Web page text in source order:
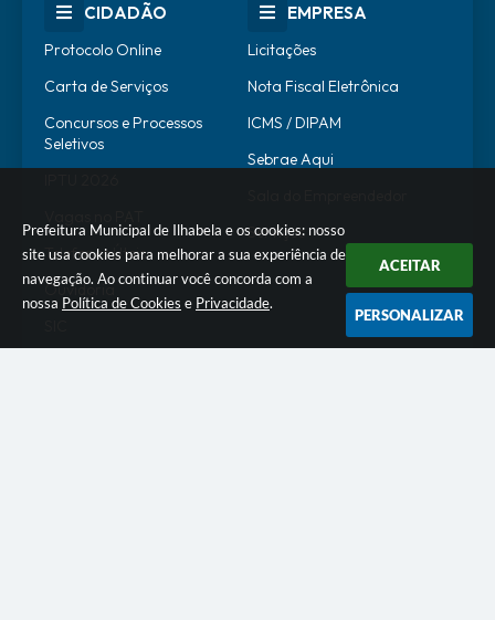
Prefeitura Municipal de Ilhabela e os cookies: nosso
site usa cookies para melhorar a sua experiência de
navegação. Ao continuar você concorda com a
nossa Política de Cookies e Privacidade.
ACEITAR
PERSONALIZAR
CIDADÃO
Protocolo Online
Carta de Serviços
Concursos e Processos
Seletivos
Telefones Úteis
Ouvidoria
EMPRESA
Licitações
Nota Fiscal Eletrônica
ICMS / DIPAM
Sebrae Aqui
Serviços